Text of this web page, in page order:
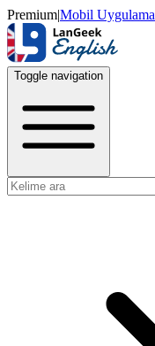
Premium|Mobil Uygulama
Toggle navigation